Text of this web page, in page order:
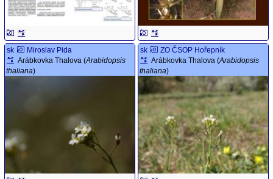
sk
Miroslav Pida
Arábkovka Thalova (Arabidopsis
thaliana)
sk
ZO ČSOP Hořepník
Arábkovka Thalova (Arabidopsis
thaliana)